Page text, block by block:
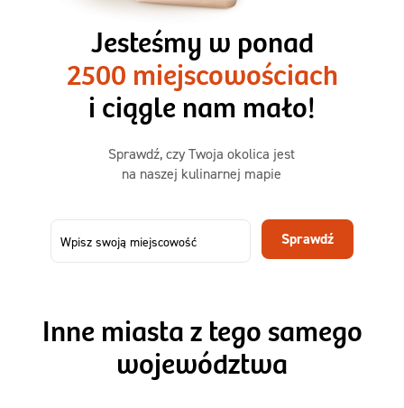
1500kcal - 2250kcal
3 sycące posiłki o większej objętości. Mniej dań,
ta sama wygoda!
50,31 zł
73,99
-32%
Menu
Jesteśmy w ponad
2500 miejscowościach
i ciągle nam mało!
Sprawdź, czy Twoja okolica jest
na naszej kulinarnej mapie
Sprawdź
Inne miasta z tego samego
województwa